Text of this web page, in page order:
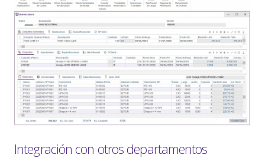
Integración con otros departamentos